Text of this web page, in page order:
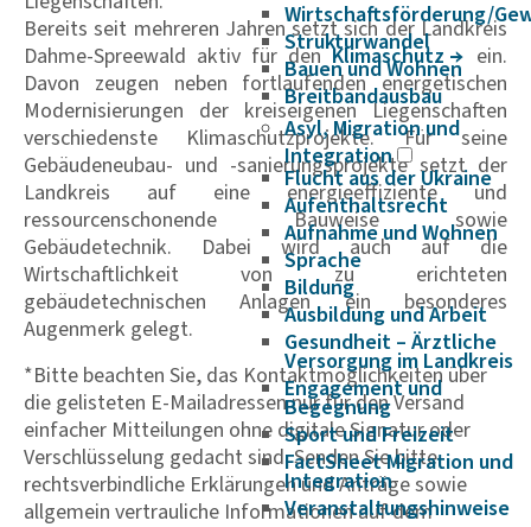
Wirtschaftsförderung/
Strukturwandel
Bauen und Wohnen
Breitbandausbau
Asyl, Migration und
Integration
Flucht aus der Ukraine
Aufenthaltsrecht
Aufnahme und Wohnen
Sprache
Bildung
Ausbildung und Arbeit
Gesundheit – Ärztliche
Versorgung im Landkreis
Engagement und
Begegnung
Sport und Freizeit
FactSheet Migration und
Integration
Veranstaltungshinweise
Bereits seit mehreren Jahren setzt sich der Landkreis
Dahme-Spreewald aktiv für denKlima­schutz
ein.
Davon zeugen neben fortlaufenden energetischen
Modernisierungen der kreiseigenen Liegenschaften
verschiedenste Klimaschutzprojekte. Für seine
Gebäudeneubau- und -sanierungsprojekte setzt der
Landkreis auf eine energieeffiziente und
ressourcenschonende Bauweise sowie
Gebäudetechnik. Dabei wird auch auf die
Wirtschaftlichkeit von zu erichteten
gebäudetechnischen Anlagen ein besonderes
Augenmerk gelegt.
*Bitte beachten Sie, das Kontaktmöglichkeiten über
die gelisteten E-Mailadressen nur für den Versand
einfacher Mitteilungen ohne digitale Signatur oder
Verschlüsselung gedacht sind. Senden Sie bitte
rechtsverbindliche Erklärungen und Anträge sowie
allgemein vertrauliche Informationen auf dem